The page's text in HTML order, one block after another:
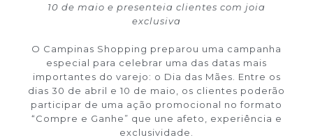
10 de maio e presenteia clientes com joia
exclusiva
O Campinas Shopping preparou uma campanha
especial para celebrar uma das datas mais
importantes do varejo: o Dia das Mães. Entre os
dias 30 de abril e 10 de maio, os clientes poderão
participar de uma ação promocional no formato
“Compre e Ganhe” que une afeto, experiência e
exclusividade.